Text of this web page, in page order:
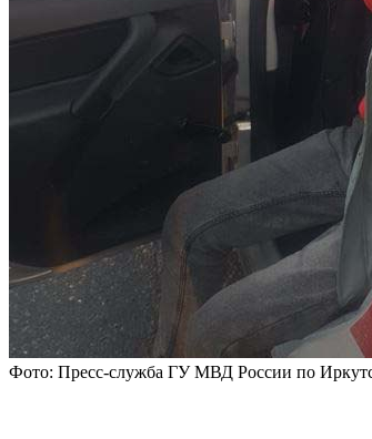
Фото: Пресс-служба ГУ МВД России по